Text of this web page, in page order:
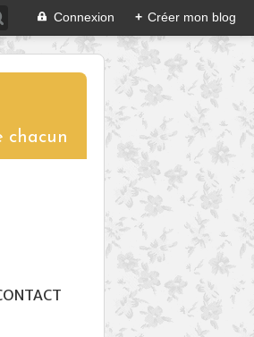
Connexion + Créer mon blog
chacun